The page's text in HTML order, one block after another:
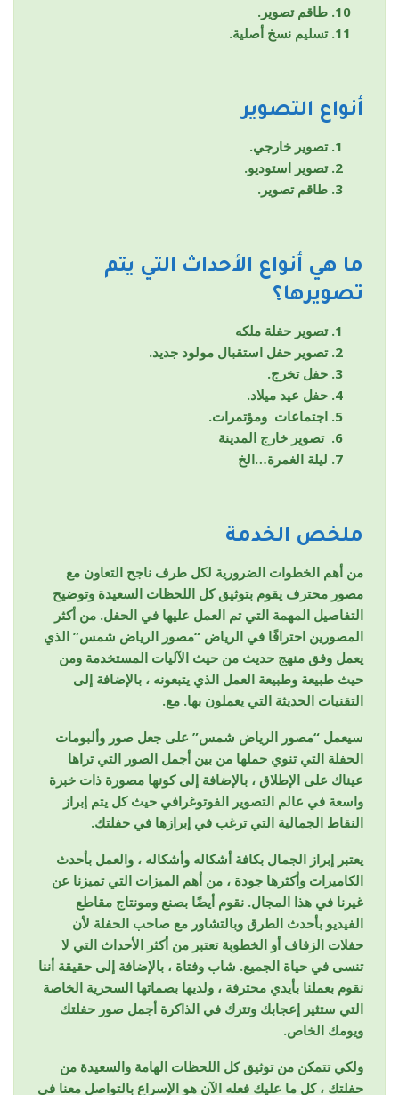
طاقم تصوير.
تسليم نسخ أصلية.
أنواع التصوير
تصوير خارجي.
تصوير استوديو.
طاقم تصوير.
ما هي أنواع الأحداث التي يتم
تصويرها؟
تصوير حفلة ملكه
تصوير حفل استقبال مولود جديد.
حفل تخرج.
حفل عيد ميلاد.
اجتماعات ومؤتمرات.
تصوير خارج المدينة
ليلة الغمرة…الخ
ملخص الخدمة
من أهم الخطوات الضرورية لكل طرف ناجح التعاون مع
مصور محترف يقوم بتوثيق كل اللحظات السعيدة وتوضيح
التفاصيل المهمة التي تم العمل عليها في الحفل. من أكثر
المصورين احترافًا في الرياض “مصور الرياض شمس” الذي
يعمل وفق منهج حديث من حيث الآليات المستخدمة ومن
حيث طبيعة وطبيعة العمل الذي يتبعونه ، بالإضافة إلى
التقنيات الحديثة التي يعملون بها. مع.
سيعمل “مصور الرياض شمس” على جعل صور وألبومات
الحفلة التي تنوي حملها من بين أجمل الصور التي تراها
عيناك على الإطلاق ، بالإضافة إلى كونها مصورة ذات خبرة
واسعة في عالم التصوير الفوتوغرافي حيث كل يتم إبراز
النقاط الجمالية التي ترغب في إبرازها في حفلتك.
يعتبر إبراز الجمال بكافة أشكاله وأشكاله ، والعمل بأحدث
الكاميرات وأكثرها جودة ، من أهم الميزات التي تميزنا عن
غيرنا في هذا المجال. نقوم أيضًا بصنع ومونتاج مقاطع
الفيديو بأحدث الطرق وبالتشاور مع صاحب الحفلة لأن
حفلات الزفاف أو الخطوبة تعتبر من أكثر الأحداث التي لا
تنسى في حياة الجميع. شاب وفتاة ، بالإضافة إلى حقيقة أننا
نقوم بعملنا بأيدي محترفة ، ولديها بصماتها السحرية الخاصة
التي ستثير إعجابك وتترك في الذاكرة أجمل صور حفلتك
ويومك الخاص.
ولكي تتمكن من توثيق كل اللحظات الهامة والسعيدة من
حفلتك ، كل ما عليك فعله الآن هو الإسراع بالتواصل معنا في